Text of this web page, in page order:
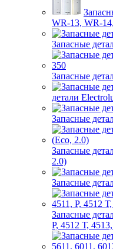
WR-13, WR-
Запасные
Запасные
детали
Запасные
Запасные
2.0)
Запасные
Запасные
P, 4512 Т,